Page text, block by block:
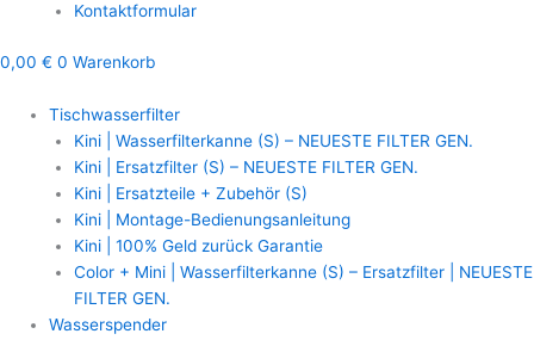
Kontaktformular
0,00 € 0 Warenkorb
Tischwasserfilter
Kini | Wasserfilterkanne (S) – NEUESTE FILTER GEN.
Kini | Ersatzfilter (S) – NEUESTE FILTER GEN.
Kini | Ersatzteile + Zubehör (S)
Kini | Montage-Bedienungsanleitung
Kini | 100% Geld zurück Garantie
Color + Mini | Wasserfilterkanne (S) – Ersatzfilter | NEUESTE
FILTER GEN.
Wasserspender